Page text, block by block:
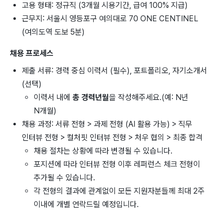
고용 형태: 정규직 (3개월 시용기간, 급여 100% 지급)
근무지: 서울시 영등포구 여의대로 70 ONE CENTINEL
(여의도역 도보 5분)
채용 프로세스
제출 서류: 경력 중심 이력서 (필수), 포트폴리오, 자기소개서
(선택)
이력서 내에 총 경력년월을 작성해주세요.(예: N년
N개월)
채용 과정: 서류 전형 > 과제 전형 (AI 활용 가능) > 직무
인터뷰 전형 > 컬처핏 인터뷰 전형 > 처우 협의 > 최종 합격
채용 절차는 상황에 따라 변경될 수 있습니다.
포지션에 따라 인터뷰 전형 이후 레퍼런스 체크 전형이
추가될 수 있습니다.
각 전형의 결과에 관계없이 모든 지원자분들께 최대 2주
이내에 개별 연락드릴 예정입니다.